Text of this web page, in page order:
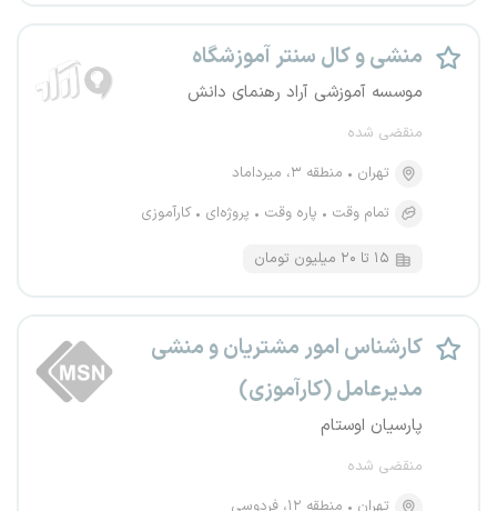
منشی و کال سنتر آموزشگاه
موسسه آموزشی آراد رهنمای دانش
منقضی شده
تهران
منطقه ۳، میرداماد
تمام وقت
پاره وقت پروژه‌ای کارآموزی
۱۵ تا ۲۰ میلیون تومان
کارشناس امور مشتریان و منشی
مدیرعامل (کارآموزی)
پارسیان اوستام
منقضی شده
تهران
منطقه ۱۲، فردوسی